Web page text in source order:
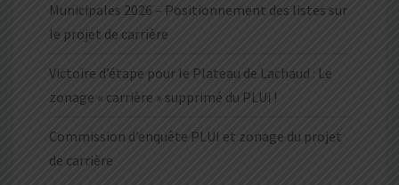
Municipales 2026 – Positionnement des listes sur
le projet de carrière
Victoire d’étape pour le Plateau de Lachaud : Le
zonage « carrière » supprimé du PLUi !
Commission d’enquête PLUI et zonage du projet
de carrière